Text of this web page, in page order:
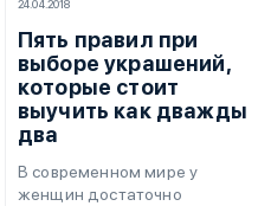
24.04.2018
Пять правил при
выборе украшений,
которые стоит
выучить как дважды
два
В современном мире у
женщин достаточно